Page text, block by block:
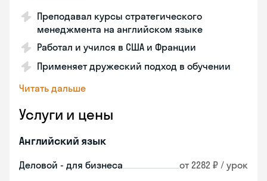
Преподавал курсы стратегического
менеджмента на английском языке
Работал и учился в США и Франции
Применяет дружеский подход в обучении
Читать дальше
Услуги и цены
Английский язык
Деловой - для бизнеса от 2282 ₽ / урок